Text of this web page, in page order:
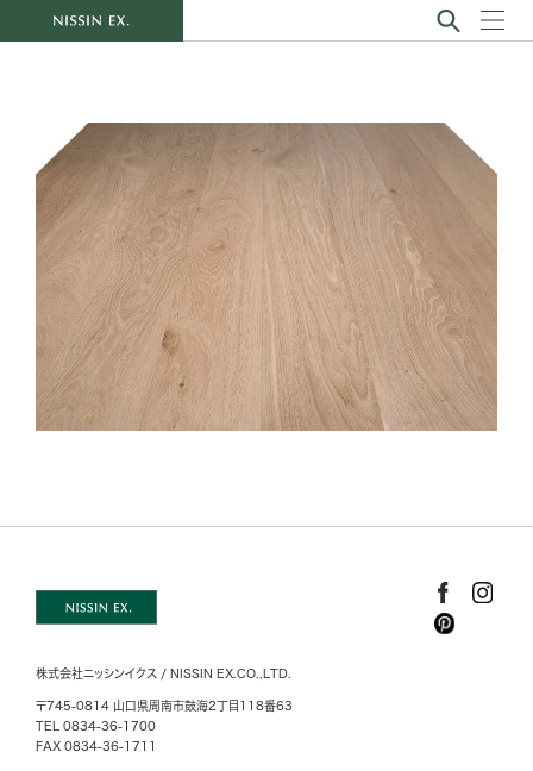
株式会社ニッシンイクス / NISSIN EX.CO.,LTD.
〒745-0814 山口県周南市鼓海2丁目118番63
TEL 0834-36-1700
FAX 0834-36-1711